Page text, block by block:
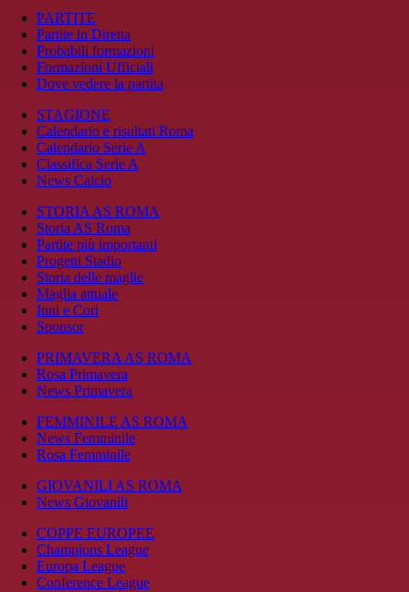
PARTITE
Partite in Diretta
Probabili formazioni
Formazioni Ufficiali
Dove vedere la partita
STAGIONE
Calendario e risultati Roma
Calendario Serie A
Classifica Serie A
News Calcio
STORIA AS ROMA
Storia AS Roma
Partite più importanti
Progetti Stadio
Storia delle maglie
Maglia attuale
Inni e Cori
Sponsor
PRIMAVERA AS ROMA
Rosa Primavera
News Primavera
FEMMINILE AS ROMA
News Femminile
Rosa Femminile
GIOVANILI AS ROMA
News Giovanili
COPPE EUROPEE
Champions League
Europa League
Conference League